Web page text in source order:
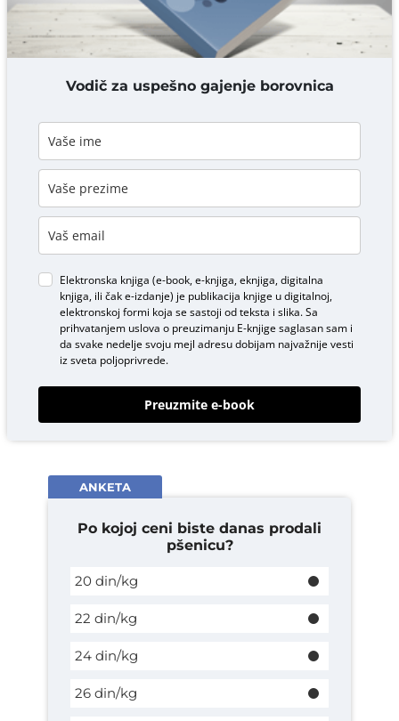
DODAJ KOMENTAR
Vodič za uspešno gajenje borovnica
Elektronska knjiga (e-book, e-knjiga, eknjiga, digitalna
knjiga, ili čak e-izdanje) je publikacija knjige u digitalnoj,
elektronskoj formi koja se sastoji od teksta i slika. Sa
prihvatanjem uslova o preuzimanju E-knjigesaglasan sam i
da svake nedelje svoju mejl adresu dobijam najvažnije vesti
iz sveta poljoprivrede.
Preuzmite e-book
ANKETA
Po kojoj ceni biste danas prodali
pšenicu?
20 din/kg
22 din/kg
24 din/kg
26 din/kg